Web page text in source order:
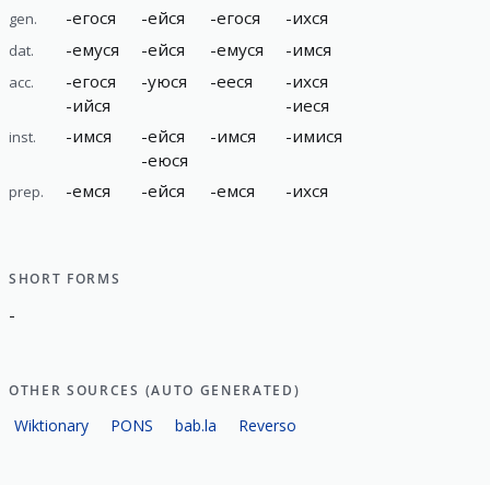
gen. -егося -ейся -егося -ихся
dat. -емуся -ейся -емуся -имся
acc. -егося
-ийся
-уюся -ееся -ихся
-иеся
inst. -имся -ейся
-еюся
-имся -имися
prep. -емся -ейся -емся -ихся
SHORT FORMS
-
OTHER SOURCES (AUTO GENERATED)
Wiktionary PONS bab.la Reverso